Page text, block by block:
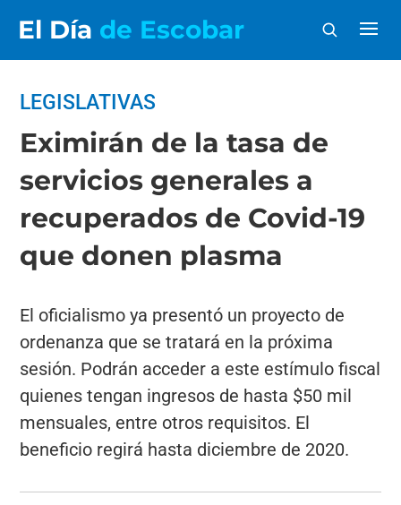
El Día de Escobar
LEGISLATIVAS
Eximirán de la tasa de
servicios generales a
recuperados de Covid-19
que donen plasma
El oficialismo ya presentó un proyecto de
ordenanza que se tratará en la próxima
sesión. Podrán acceder a este estímulo fiscal
quienes tengan ingresos de hasta $50 mil
mensuales, entre otros requisitos. El
beneficio regirá hasta diciembre de 2020.